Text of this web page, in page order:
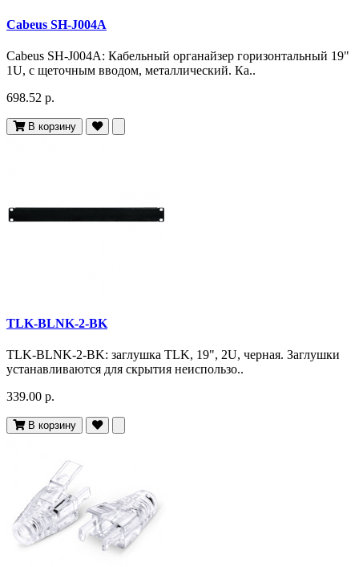
Cabeus SH-J004A
Cabeus SH-J004A: Кабельный органайзер горизонтальный 19"
1U, с щеточным вводом, металлический. Ка..
698.52 р.
В корзину
TLK-BLNK-2-BK
TLK-BLNK-2-BK: заглушка TLK, 19", 2U, черная. Заглушки
устанавливаются для скрытия неиспользо..
339.00 р.
В корзину